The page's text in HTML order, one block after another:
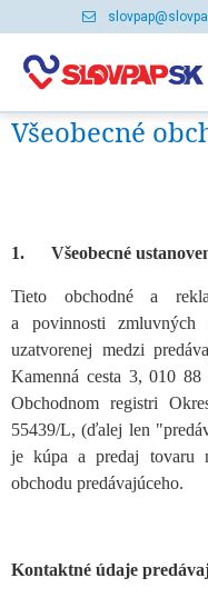
Všeobecné
1. Všeobecné
Tieto obchodné a
a povinnosti
uzatvorenej medzi
Kamenná cesta 3, 010
Obchodnom registri
55439/L, (ďalej len
je kúpa a predaj tovaru
obchodu predávajúceho.
Kontaktné údaje